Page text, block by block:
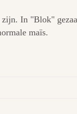
In "Blok"
maïs.